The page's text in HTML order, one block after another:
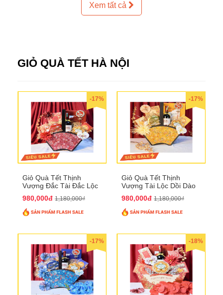
Xem tất cả
GIỎ QUÀ TẾT HÀ NỘI
-17%
Giỏ Quà Tết Thịnh
Vượng Đắc Tài Đắc Lộc
980,000đ 1,180,000₫
-17%
Giỏ Quà Tết Thịnh
Vượng Tài Lộc Dồi Dào
980,000đ 1,180,000₫
-17% -18%